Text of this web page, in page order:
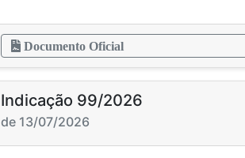
Documento Oficial
Indicação 99/2026
de 13/07/2026